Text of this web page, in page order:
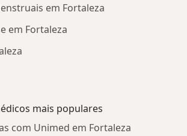
em Fortaleza
em Fortaleza
mais populares
com Unimed em Fortaleza